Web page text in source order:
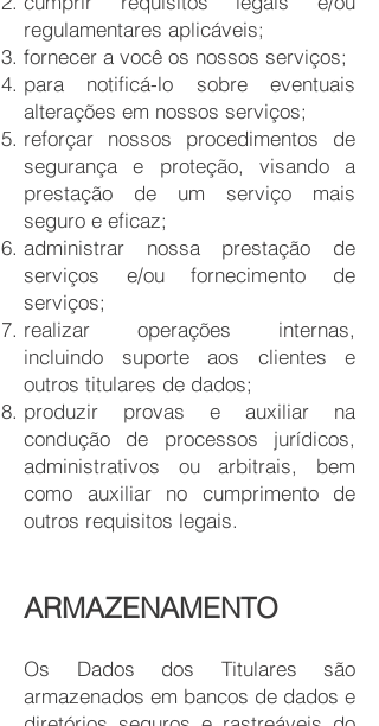
regulamentares aplicáveis;
fornecer a você os nossos serviços;
para notificá-lo sobre eventuais
alterações em nossos serviços;
reforçar nossos procedimentos de
segurança e proteção, visando a
prestação de um serviço mais
seguro e eficaz;
administrar nossa prestação de
serviços e/ou fornecimento de
serviços;
realizar operações internas,
incluindo suporte aos clientes e
outros titulares de dados;
produzir provas e auxiliar na
condução de processos jurídicos,
administrativos ou arbitrais, bem
como auxiliar no cumprimento de
outros requisitos legais.
ARMAZENAMENTO
Os Dados dos Titulares são
armazenados em bancos de dados e